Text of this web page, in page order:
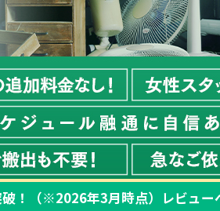
！ （※2026年3月時点）レビュー